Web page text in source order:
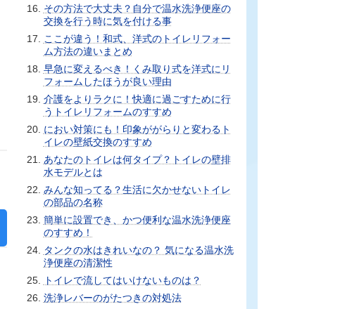
その方法で大丈夫？自分で温水洗浄便座の
交換を行う時に気を付ける事
ここが違う！和式、洋式のトイレリフォー
ム方法の違いまとめ
早急に変えるべき！くみ取り式を洋式にリ
フォームしたほうが良い理由
介護をよりラクに！快適に過ごすために行
うトイレリフォームのすすめ
におい対策にも！印象ががらりと変わるト
イレの壁紙交換のすすめ
あなたのトイレは何タイプ？トイレの壁排
水モデルとは
みんな知ってる？生活に欠かせないトイレ
の部品の名称
簡単に設置でき、かつ便利な温水洗浄便座
のすすめ！
タンクの水はきれいなの？ 気になる温水洗
浄便座の清潔性
トイレで流してはいけないものは？
洗浄レバーのがたつきの対処法